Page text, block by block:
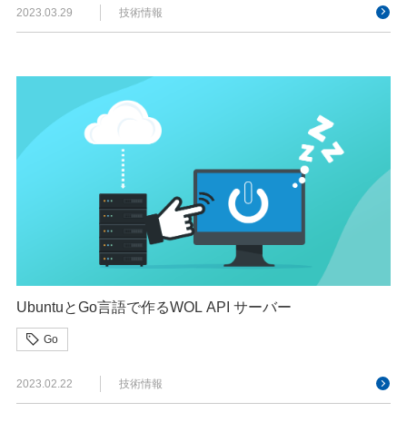
2023.03.29 技術情報
UbuntuとGo言語で作るWOL API サーバー
Go
2023.02.22 技術情報